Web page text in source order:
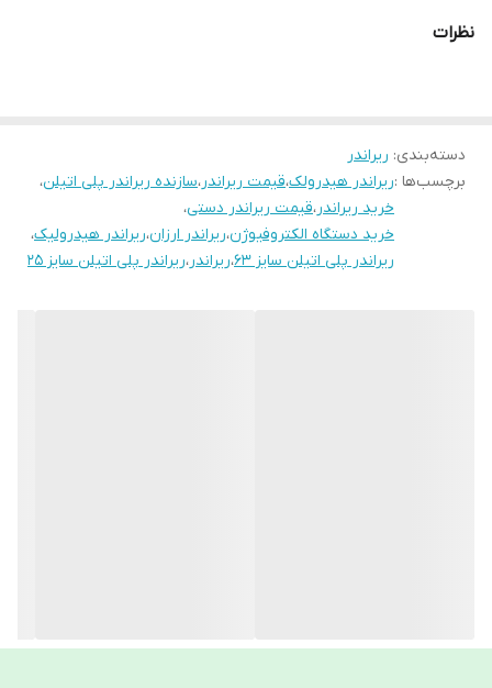
نظرات
دسته‌بندی: ریراندر
برچسب‌ها :ریراندر هیدرولک،قیمت ریراندر،سازنده ریراندر پلی اتیلن،
خرید ریراندر،قیمت ریراندر دستی،
خرید دستگاه الکتروفیوژن،ریراندر ارزان،ریراندر هیدرولیک،
ریراندر پلی اتیلن سایز 63
،ریراندر،ریراندر پلی اتیلن سایز 25